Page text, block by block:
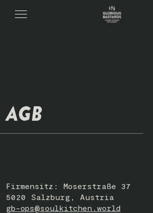
AGB
Firmensitz: Moserstraße 37
5020 Salzburg, Austria
gb-ops@soulkitchen.world